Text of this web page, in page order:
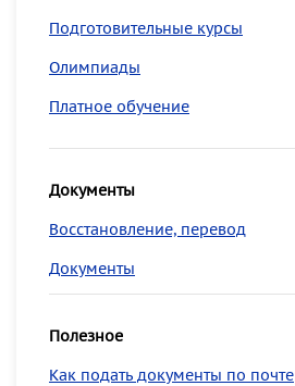
Подготовительные курсы
Олимпиады
Платное обучение
Документы
Восстановление, перевод
Документы
Полезное
Как подать документы по почте